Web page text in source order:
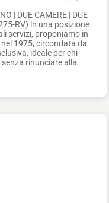
| DUE CAMERE | DUE
RV) ln una posizione
servizi, proponiamo in
1975, circondata da
ideale per chi
rinunciare alla